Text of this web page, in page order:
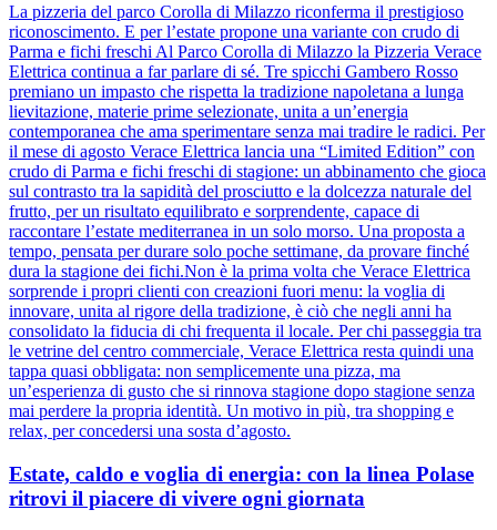
La pizzeria del parco Corolla di Milazzo riconferma il prestigioso
riconoscimento. E per l’estate propone una variante con crudo di
Parma e fichi freschi Al Parco Corolla di Milazzo la Pizzeria Verace
Elettrica continua a far parlare di sé. Tre spicchi Gambero Rosso
premiano un impasto che rispetta la tradizione napoletana a lunga
lievitazione, materie prime selezionate, unita a un’energia
contemporanea che ama sperimentare senza mai tradire le radici. Per
il mese di agosto Verace Elettrica lancia una “Limited Edition” con
crudo di Parma e fichi freschi di stagione: un abbinamento che gioca
sul contrasto tra la sapidità del prosciutto e la dolcezza naturale del
frutto, per un risultato equilibrato e sorprendente, capace di
raccontare l’estate mediterranea in un solo morso. Una proposta a
tempo, pensata per durare solo poche settimane, da provare finché
dura la stagione dei fichi.Non è la prima volta che Verace Elettrica
sorprende i propri clienti con creazioni fuori menu: la voglia di
innovare, unita al rigore della tradizione, è ciò che negli anni ha
consolidato la fiducia di chi frequenta il locale. Per chi passeggia tra
le vetrine del centro commerciale, Verace Elettrica resta quindi una
tappa quasi obbligata: non semplicemente una pizza, ma
un’esperienza di gusto che si rinnova stagione dopo stagione senza
mai perdere la propria identità. Un motivo in più, tra shopping e
relax, per concedersi una sosta d’agosto.
Estate, caldo e voglia di energia: con la linea Polase
ritrovi il piacere di vivere ogni giornata